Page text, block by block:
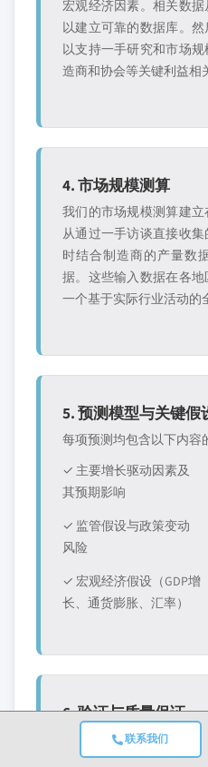
联系我们
宏观经济因素。相关数据
以建立可靠的数据库。然
以支持一手研究和市场
造商和协会等关键利益相
4. 市场规模测算
我们的市场规模测算建立
从通过一手访谈直接收
时结合制造商的产量数
据。这些输入数据在各
一个基于实际行业活动的
5. 预测模型与关键假
每项预测均包含以下内容
✓ 主要增长驱动因素及
其预期影响
✓ 监管假设与政策变动
风险
✓ 宏观经济假设（GDP增
长、通货膨胀、汇率）
6. 验证与质量保证
最终阶段涉及人工验证
进行手动审查，以发现